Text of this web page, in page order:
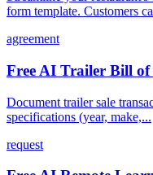
form template. Customers
agreement
Free AI Trailer Bill of
Document trailer sale
specifications (year, make,...
request